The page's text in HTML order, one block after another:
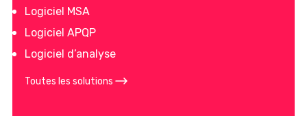
Logiciel MSA
Logiciel APQP
Logiciel d’analyse
Toutes les solutions